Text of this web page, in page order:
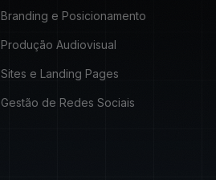
Branding e Posicionamento
Produção Audiovisual
Sites e Landing Pages
Gestão de Redes Sociais